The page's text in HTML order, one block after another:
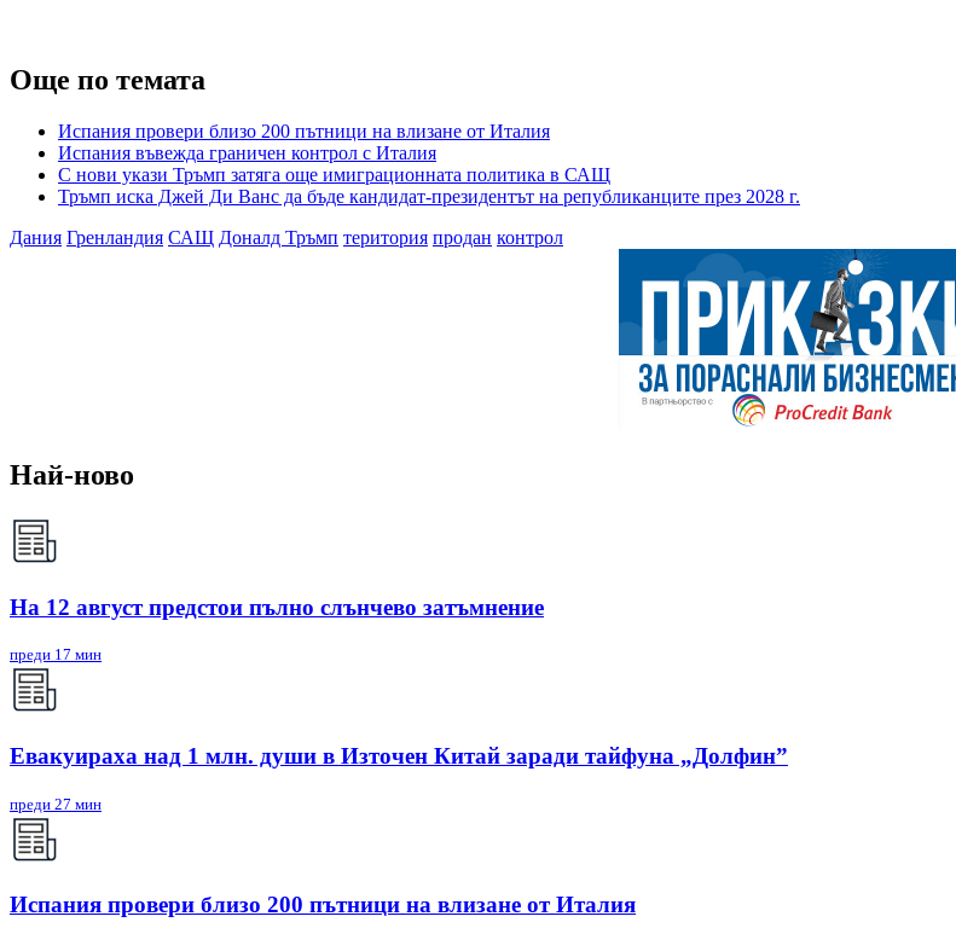
Още по темата
Испания провери близо 200 пътници на влизане от Италия
Испания въвежда граничен контрол с Италия
С нови укази Тръмп затяга още имиграционната политика в САЩ
Тръмп иска Джей Ди Ванс да бъде кандидат-президентът на републиканците през 2028 г.
Дания Гренландия САЩ Доналд Тръмп територия продан контрол
Най-ново
На 12 август предстои пълно слънчево затъмнение
преди 17 мин
Евакуираха над 1 млн. души в Източен Китай заради тайфуна „Долфин”
преди 27 мин
Испания провери близо 200 пътници на влизане от Италия